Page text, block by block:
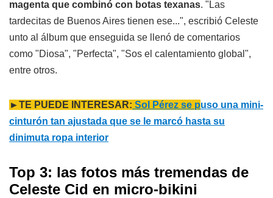
magenta que combinó con botas texanas. "Las
tardecitas de Buenos Aires tienen ese...", escribió Celeste
unto al álbum que enseguida se llenó de comentarios
como "Diosa", "Perfecta", "Sos el calentamiento global",
entre otros.
►TE PUEDE INTERESAR: Sol Pérez se puso una mini-
cinturón tan ajustada que se le marcó hasta su
dinimuta ropa interior
Top 3: las fotos más tremendas de
Celeste Cid en micro-bikini